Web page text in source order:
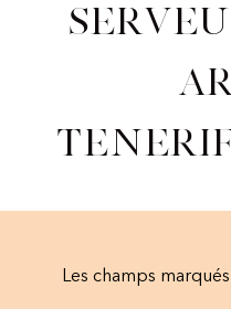
Les champs